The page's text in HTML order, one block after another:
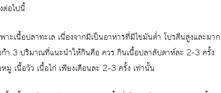
ต่อไปนี้
าะเนื้อปลาทะเล เนื่องจากมีเป็นอาหารที่มีไขมันต่ำ โปรตีนสูงและมาก
ก้า 3 ปริมาณที่แนะนำให้กินคือ ควร กินเนื้อปลาสัปดาห์ละ 2-3 ครั้ง
มู เนื้อวัว เนื้อไก่ เพียงเดือนละ 2-3 ครั้ง เท่านั้น